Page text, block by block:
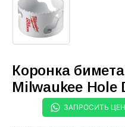
Коронка
Milwaukee Hole
ЗАПРОСИТЬ